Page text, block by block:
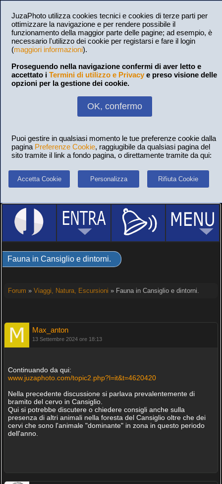
JuzaPhoto utilizza cookies tecnici e cookies di terze parti per
ottimizzare la navigazione e per rendere possibile il
funzionamento della maggior parte delle pagine; ad esempio, è
necessario l'utilizzo dei cookie per registarsi e fare il login
(maggiori informazioni).
Proseguendo nella navigazione confermi di aver letto e
accettato i Termini di utilizzo e Privacy e preso visione delle
opzioni per la gestione dei cookie.
OK, confermo
Puoi gestire in qualsiasi momento le tue preferenze cookie dalla
pagina Preferenze Cookie, raggiugibile da qualsiasi pagina del
sito tramite il link a fondo pagina, o direttamente tramite da qui:
Accetta Cookie Personalizza Rifiuta Cookie
Fauna in Cansiglio e dintorni.
Forum » Viaggi, Natura, Escursioni » Fauna in Cansiglio e dintorni.
Max_anton
13 Settembre 2024 ore 18:13
Continuando da qui:
www.juzaphoto.com/topic2.php?l=it&t=4620420
Nella precedente discussione si parlava prevalentemente di
bramito del cervo in Cansiglio.
Qui si potrebbe discutere o chiedere consigli anche sulla
presenza di altri animali nella foresta del Cansiglio oltre che dei
cervi che sono l'animale "dominante" in zona in questo periodo
dell'anno.